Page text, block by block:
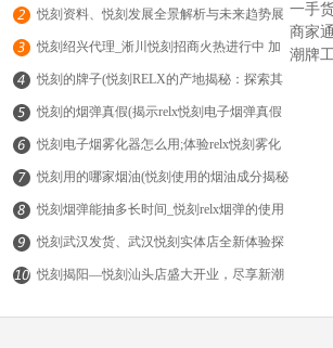
解析助您轻松找到心仪产品
悦刻资料、悦刻发展全景解析与未来趋势展
望信息大全
悦刻绍兴代理_淅川悦刻招商火热进行中 加
入我们共享电子烟市场新机遇
悦刻的牌子(悦刻RELX的产地揭秘：探索其
背后的制造故事与品质保障)
悦刻的烟弹真假(揭示relx悦刻电子烟弹真假
辨别技巧与注意事项)
悦刻电子烟雾化器怎么用;体验relx悦刻雾化
电子烟的独特魅力与使用感受分享
悦刻用的哪家烟油(悦刻使用的烟油成分揭秘
与选择指南)
悦刻烟弹能抽多长时间_悦刻relx烟弹的使用
时长揭秘你能享受多久的抽吸体验
悦刻武汉发货、武汉悦刻实体店全新体验探
索烟草替代的健康之路
悦刻揭阳—悦刻汕头店盛大开业，尽享新潮
一手
商家通
潮牌